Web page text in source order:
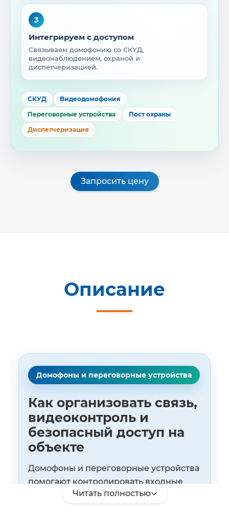
3
Интегрируем с доступом
Связываем домофонию со СКУД,
видеонаблюдением, охраной и
диспетчеризацией.
СКУД
Видеодомофония
Переговорные устройства
Пост охраны
Диспетчеризация
Запросить цену
Описание
Домофоны и переговорные устройства
Как организовать связь,
видеоконтроль и
безопасный доступ на
объекте
Домофоны и переговорные устройства
помогают контролировать входные
группы, быстро связываться с
Читать полностью